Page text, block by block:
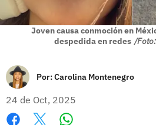
Joven causa conmoción en
despedida en redes /
Por:Carolina Montenegro
24 de Oct, 2025